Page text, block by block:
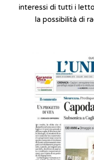
interessi di tutti i
la possibilità di